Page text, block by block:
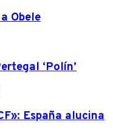
Obele
‘Polín’
España alucina